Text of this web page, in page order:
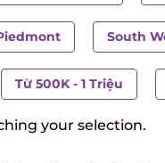
South
Từ 500K - 1 Triệu
your selection.